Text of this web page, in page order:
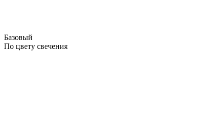
Базовый
По цвету свечения